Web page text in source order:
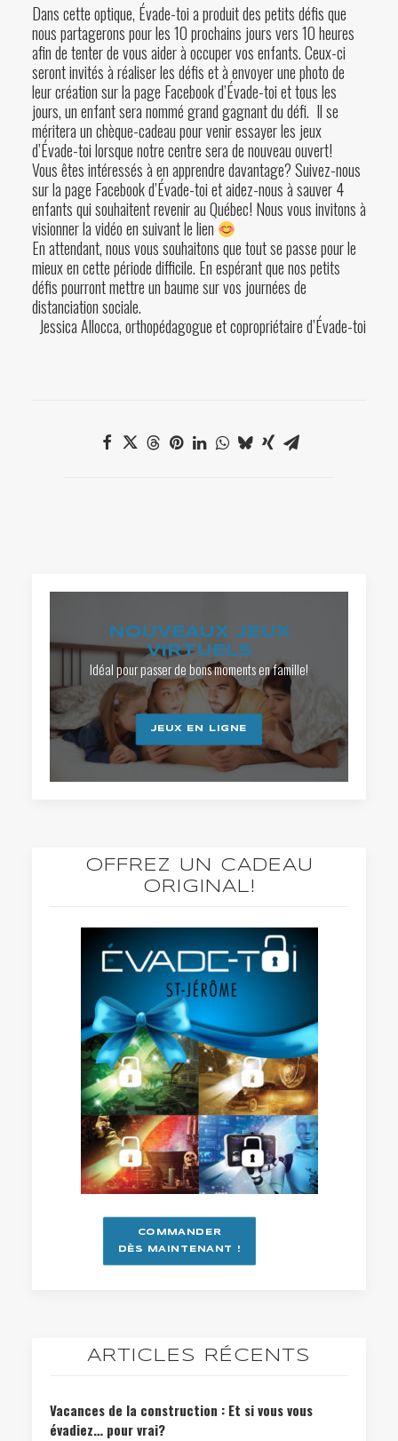
Dans cette optique, Évade-toi a produit des petits défis que
nous partagerons pour les 10 prochains jours vers 10 heures
afin de tenter de vous aider à occuper vos enfants. Ceux-ci
seront invités à réaliser les défis et à envoyer une photo de
leur création sur la page Facebook d’Évade-toi et tous les
jours, un enfant sera nommé grand gagnant du défi. Il se
méritera un chèque-cadeau pour venir essayer les jeux
d’Évade-toilorsque notre centre sera de nouveau ouvert!
Vous êtes intéressés à en apprendre davantage? Suivez-nous
sur la page Facebook d’Évade-toiet aidez-nous à sauver 4
enfants qui souhaitent revenir au Québec! Nous vous invitons à
visionner la vidéo en suivant le lien
En attendant, nous vous souhaitons que tout se passe pour le
mieux en cette période difficile. En espérant que nos petits
défis pourront mettre un baume sur vos journées de
distanciation sociale.
Jessica Allocca, orthopédagogue et copropriétaire d’Évade-toi
NOUVEAUX JEUX
VIRTUELS
Idéal pour passer de bons moments en famille!
JEUX EN LIGNE
OFFREZ UN CADEAU
ORIGINAL!
COMMANDER
DÈS MAINTENANT !
ARTICLES RÉCENTS
Vacances de la construction : Et si vous vous
évadiez… pour vrai?